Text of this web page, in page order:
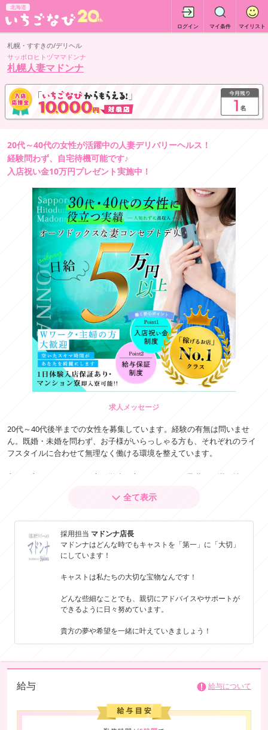
北海道
ログイン マイ条件 マイリスト
札幌・すすきの/デリヘル
サッポロヒトヅママドンナ
札幌人妻マドンナ
20代～40代の女性が活躍中の人妻デリバリーヘルス！
経験問わず、自宅待機可能です♪
入店祝い金10万円プレゼント実施中！
求人メッセージ
20代～40代後半までの女性を募集しています。経験の有無は問いませ
ん。既婚・未婚を問わず、お子様がいらっしゃる方も、それぞれのライ
フスタイルに合わせて無理なく働ける環境を整えています。
主婦の方、フリーターの方、学生の方はもちろん、昼職との掛け持ちを
ため、ご都合に合わせた働き方が可能です。なお、夜職との掛け持ちに
当店では、「キャスト一人ひとりを大切にすること」を何よりも大切に
しています。お仕事に関する不安や悩み、収入面の目標や働き方のご希
望など、一人ひとりのお話を丁寧に伺い、それぞれに合ったサポートを
ご提供しています。
未経験の方には仕事内容や勤務の流れをわかりやすくご説明し、経験者
の方にはこれまでの経験を活かせるようサポートいたします。安心して
す。ご質問やご相談だけでも構いませんので、ぜひお気軽にご連絡くだ
さい。
全て表示
採用担当 マドンナ店長
マドンナはどんな時でもキャストを「第一」に「大切」
にしています！
キャストは私たちの大切な宝物なんです！
どんな些細なことでも、親切にアドバイスやサポートが
できるように日々努めています。
貴方の夢や希望を一緒に叶えていきましょう！
給与 給与について